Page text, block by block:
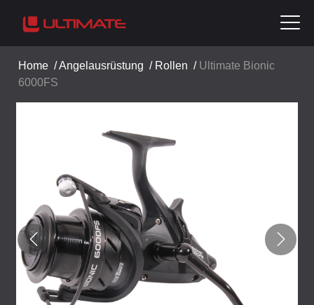
Home /Angelausrüstung / Rollen / Ultimate Bionic
6000FS